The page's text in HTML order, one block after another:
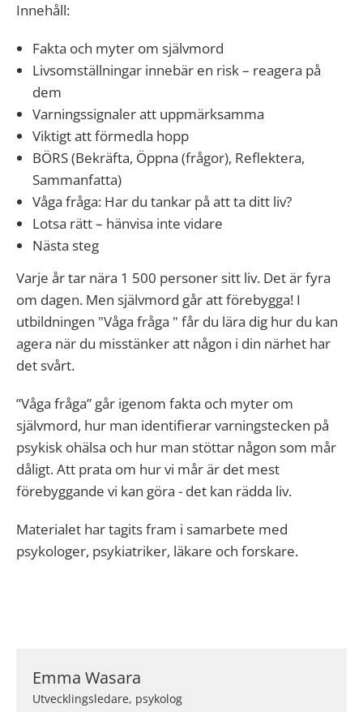
Innehåll:
Fakta och myter om självmord
Livsomställningar innebär en risk – reagera på
dem
Varningssignaler att uppmärksamma
Viktigt att förmedla hopp
BÖRS (Bekräfta, Öppna (frågor), Reflektera,
Sammanfatta)
Våga fråga: Har du tankar på att ta ditt liv?
Lotsa rätt – hänvisa inte vidare
Nästa steg
Varje år tar nära 1 500 personer sitt liv. Det är fyra
om dagen. Men självmord går att förebygga! I
utbildningen "Våga fråga " får du lära dig hur du kan
agera när du misstänker att någon i din närhet har
det svårt.
”Våga fråga” går igenom fakta och myter om
självmord, hur man identifierar varningstecken på
psykisk ohälsa och hur man stöttar någon som mår
dåligt. Att prata om hur vi mår är det mest
förebyggande vi kan göra - det kan rädda liv.
Materialet har tagits fram i samarbete med
psykologer, psykiatriker, läkare och forskare.
Emma Wasara
Utvecklingsledare, psykolog